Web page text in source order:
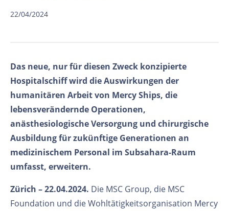
22/04/2024
Das neue, nur für diesen Zweck konzipierte
Hospitalschiff wird die Auswirkungen der
humanitären Arbeit von Mercy Ships, die
lebensverändernde Operationen,
anästhesiologische Versorgung und chirurgische
Ausbildung für zukünftige Generationen an
medizinischem Personal im Subsahara-Raum
umfasst, erweitern.
Zürich – 22.04.2024. Die MSC Group, die MSC
Foundation und die Wohltätigkeitsorganisation Mercy